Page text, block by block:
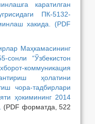
каратилган
ПК-5132-
хакида. (PDF
Маҳкамасининг
“Ўзбекистон
коммуникация
ҳолатини
чора-тадбирлари
ҳокимининг 2014
(PDF форматда, 522